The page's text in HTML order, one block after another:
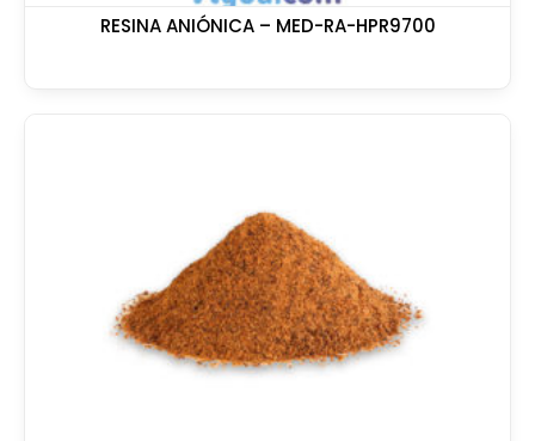
RESINA ANIÓNICA – MED-RA-HPR9700